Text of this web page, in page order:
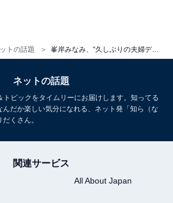
トの話題 峯岸みなみ、“久しぶりの夫婦ディナー”ショット公開！ 「なんでこんなに体型戻せるの！？」「お母さんの顔」
ネットの話題
トピックをタイムリーにお届けします。知ってる
だか楽しい気分になれる、ネット発「知ら（な
くさん。
関連サービス
All About Japan